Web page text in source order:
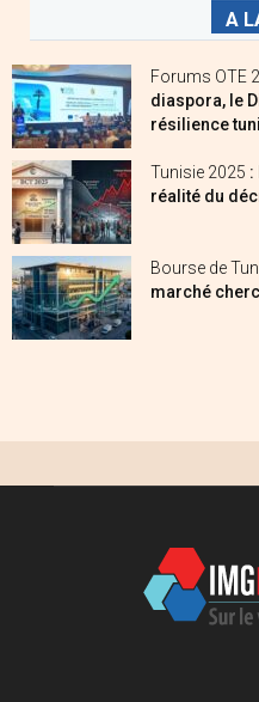
A
Forums OTE
diaspora, le
résilience
Tunisie 2025 :
réalité du
Bourse de
marché